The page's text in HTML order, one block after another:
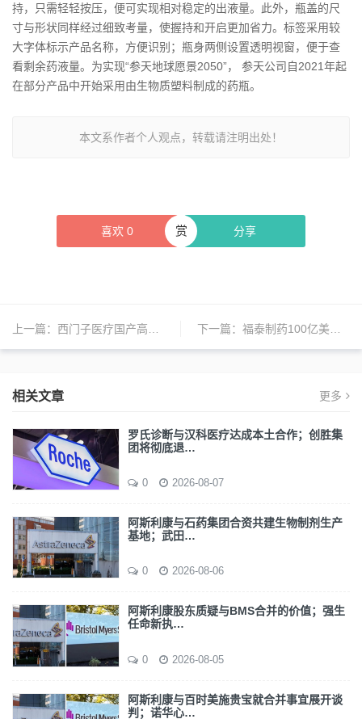
持，只需轻轻按压，便可实现相对稳定的出液量。此外，瓶盖的尺
寸与形状同样经过细致考量，使握持和开启更加省力。标签采用较
大字体标示产品名称，方便识别；瓶身两侧设置透明视窗，便于查
看剩余药液量。为实现“参天地球愿景2050”， 参天公司自2021年起
在部分产品中开始采用由生物质塑料制成的药瓶。
本文系作者个人观点，转载请注明出处！
喜欢 0 分享
赏
上一篇： 西门子医疗国产高端PET/CT临床试验项目落地重庆；诺和诺德司美格鲁肽注射液等纳入新版国家基本药物目录 | 日报 下一篇： 福泰制药100亿美元收购Crinetics制药；诺华计划在美国裁撤322名员工；中国生物制药与阿斯利康就TQC3721订立独家授权协议 | 日报
相关文章 更多
罗氏诊断与汉科医疗达成本土合作；创胜集
团将彻底退…
0 2026-08-07
阿斯利康与石药集团合资共建生物制剂生产
基地；武田…
0 2026-08-06
阿斯利康股东质疑与BMS合并的价值；强生
任命新执…
0 2026-08-05
阿斯利康与百时美施贵宝就合并事宜展开谈
判；诺华心…